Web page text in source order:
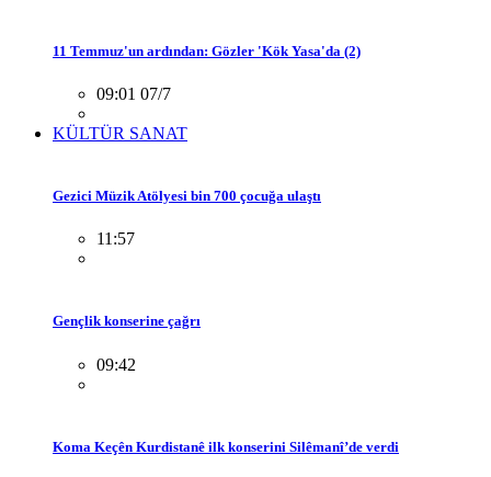
11 Temmuz'un ardından: Gözler 'Kök Yasa'da (2)
09:01 07/7
KÜLTÜR SANAT
Gezici Müzik Atölyesi bin 700 çocuğa ulaştı
11:57
Gençlik konserine çağrı
09:42
Koma Keçên Kurdistanê ilk konserini Silêmanî’de verdi